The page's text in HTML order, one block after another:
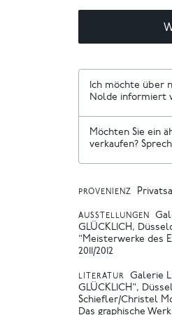
Ich möchte über
Nolde informiert
Möchten Sie ein
verkaufen?
PROVENIENZ
AUSSTELLUNGEN
GLÜCKLICH,
"Meisterwerke des
2011/2012
LITERATUR
Galerie
GLÜCKLICH",
Schiefler/Christel
Das graphische